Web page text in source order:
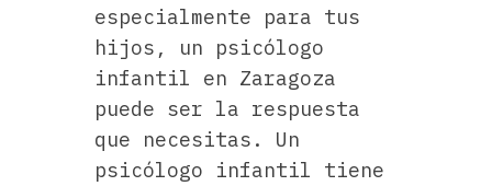
especialmente para tus
hijos, un psicólogo
infantil en Zaragoza
puede ser la respuesta
que necesitas. Un
psicólogo infantil tiene